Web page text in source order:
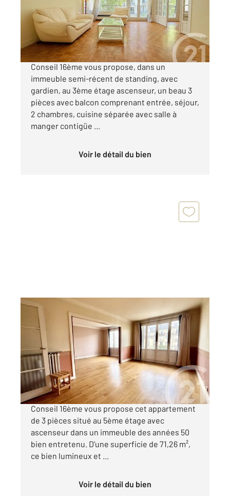
Appartement F3 à vendre
735 000 €
MIRABEAU. Votre agence Century 21 Via
Conseil 16ème vous propose, dans un
immeuble semi-récent de standing, avec
gardien, au 3ème étage ascenseur, un beau 3
pièces avec balcon comprenant entrée, séjour,
2 chambres, cuisine séparée avec salle à
manger contigüe ...
Voir le détail du bien
PARIS 75016
72 m
, 3 pièces
Ref : 11101
Appartement F3 à vendre
598 000 €
EXELMANS Votre agence Century 21 Via
Conseil 16ème vous propose cet appartement
de 3 pièces situé au 5ème étage avec
ascenseur dans un immeuble des années 50
bien entretenu. D'une superficie de 71,26 m²,
ce bien lumineux et ...
Voir le détail du bien